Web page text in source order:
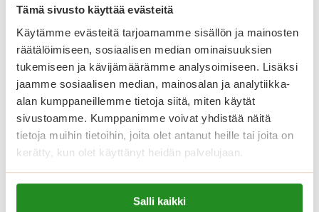
Tämä sivusto käyttää evästeitä
Käytämme evästeitä tarjoamamme sisällön ja mainosten
räätälöimiseen, sosiaalisen median ominaisuuksien
tukemiseen ja kävijämäärämme analysoimiseen. Lisäksi
jaamme sosiaalisen median, mainosalan ja analytiikka-
alan kumppaneillemme tietoja siitä, miten käytät
sivustoamme. Kumppanimme voivat yhdistää näitä
tietoja muihin tietoihin, joita olet antanut heille tai joita on
kerätty, kun olet käyttänyt heidän palvelujaan.
Lue lisää evästeistä:
https://sagacare.fi/evasteet/
Salli kaikki
lisäksi yksilöllinen palvelupaketti.
Katso vapaat senioriasunnot
Koti palveluiden keskellä
Saga Käpylinnan henkilökunta koostuu
terveydenhoitoalan ammattilaisista ja
talossa päivystää hoitaja ympäri